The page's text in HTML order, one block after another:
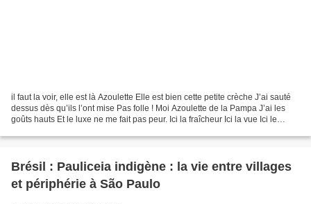
il faut la voir, elle est là Azoulette Elle est bien cette petite crèche J’ai sauté
dessus dès qu’ils l’ont mise Pas folle ! Moi Azoulette de la Pampa J’ai les
goûts hauts Et le luxe ne me fait pas peur. Ici la fraîcheur Ici la vue Ici le
Brésil : Pauliceia indigène : la vie entre villages
et périphérie à São Paulo